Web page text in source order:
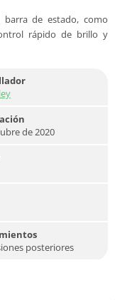
barra de estado, como
rápido de brillo y
de 2020
posteriores